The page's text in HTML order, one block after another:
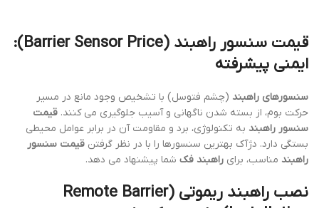
قیمت سنسور راهبند (Barrier Sensor Price)
:
ایمنی پیشرفته
سنسورهای راهبند (چشم فتوسل) با تشخیص وجود مانع در مسیر
حرکت بوم، از بسته شدن ناگهانی و آسیب جلوگیری می کنند. قیمت
سنسور راهبند به تکنولوژی، برد و مقاومت آن در برابر عوامل محیطی
بستگی دارد. دژآک بهترین سنسورها را با در نظر گرفتن قیمت سنسور
راهبند مناسب، برای راهبند فک شما پیشنهاد می دهد.
نصب راهبند ریموتی (Remote Barrier